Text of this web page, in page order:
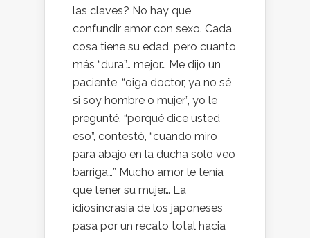
las claves? No hay que
confundir amor con sexo. Cada
cosa tiene su edad, pero cuanto
más “dura”… mejor… Me dijo un
paciente, “oiga doctor, ya no sé
si soy hombre o mujer”, yo le
pregunté, “porqué dice usted
eso”, contestó, “cuando miro
para abajo en la ducha solo veo
barriga…” Mucho amor le tenía
que tener su mujer… La
idiosincrasia de los japoneses
pasa por un recato total hacia